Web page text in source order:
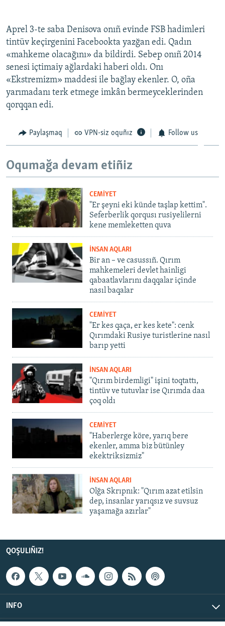
RFE/RS bütün saytları
Aprel 3-te saba Denisova onıñ evinde FSB hadimleri
tintüv keçirgenini Facebookta yazğan edi. Qadın
«mahkeme olacağını» da bildirdi. Sebep onıñ 2014
senesi içtimaiy ağlardaki haberi oldı. Onı
«Ekstremizm» maddesi ile bağlay ekenler. O, oña
yarımadanı terk etmege imkân bermeyceklerinden
qorqqan edi.
Paylaşmaq VPN-siz oquñız Follow us
Oqumağa devam etiñiz
CEMİYET
"Er şeyni eki künde taşlap kettim".
Seferberlik qorqusı rusiyelilerni
kene memleketten quva
İNSAN AQLARI
Bir an – ve casussıñ. Qırım
mahkemeleri devlet hainligi
qabaatlavlarını daqqalar içinde
nasıl baqalar
CEMİYET
"Er kes qaça, er kes kete": cenk
Qırımdaki Rusiye turistlerine nasıl
barıp yetti
İNSAN AQLARI
"Qırım birdemligi" işini toqtattı,
tintüv ve tutuvlar ise Qırımda daa
çoq oldı
CEMİYET
"Haberlerge köre, yarıq bere
ekenler, amma biz bütünley
ekektriksizmiz"
İNSAN AQLARI
Olğa Skrıpnık: "Qırım azat etilsin
dep, insanlar yarıqsız ve suvsuz
yaşamağa azırlar"
QOŞULIÑIZ!
INFO